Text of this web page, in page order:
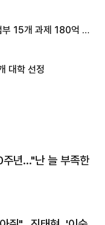
15개 과제 180억 지
대학 선정
주년…"난 늘 부족한